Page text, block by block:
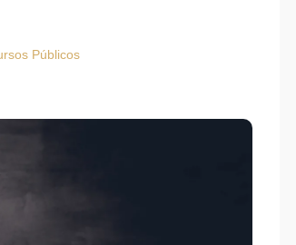
Públicos